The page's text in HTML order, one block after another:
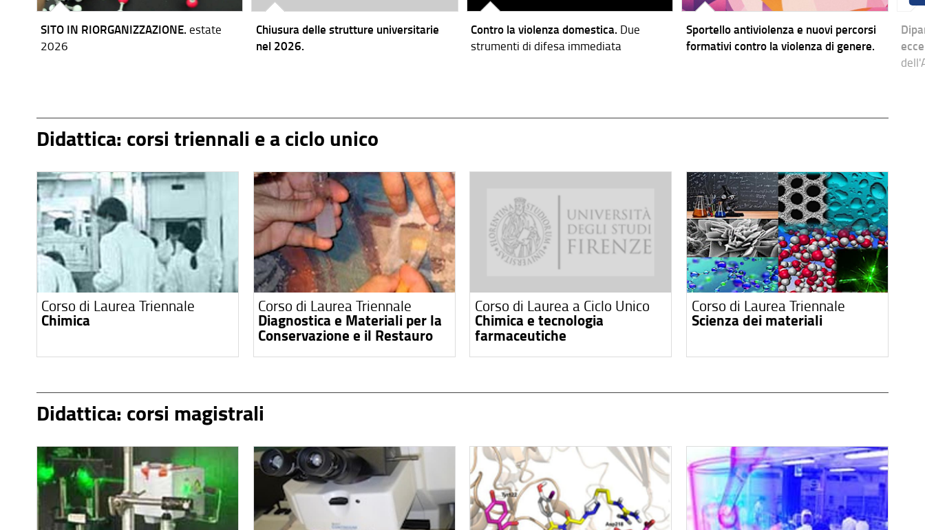
SITO IN RIORGANIZZAZIONE.estate
2026
Chiusura delle strutture universitarie
nel 2026.
Contro la violenza domestica. Due
strumenti di difesa immediata
Sportello antiviolenza e nuovi percorsi
formativi contro la violenza di genere.
Didattica: corsi triennali e a ciclo unico
Corso di Laurea Triennale
Chimica
Corso di Laurea Triennale
Diagnostica e Materiali per la
Conservazione e il Restauro
Corso di Laurea a Ciclo Unico
Chimica e tecnologia
farmaceutiche
Corso di Laurea Triennale
Scienza dei materiali
Didattica: corsi magistrali